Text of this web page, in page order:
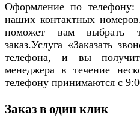
Оформление по
наших контактных
поможет вам выбрать
заказ.Услуга «Заказать
телефона, и вы
менеджера в течение
телефону принимаются с
Заказ в один клик